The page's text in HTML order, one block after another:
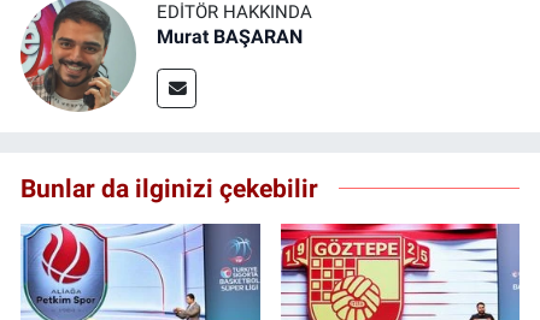
EDITÖR HAKKINDA
Murat BAŞARAN
Bunlar da ilginizi çekebilir